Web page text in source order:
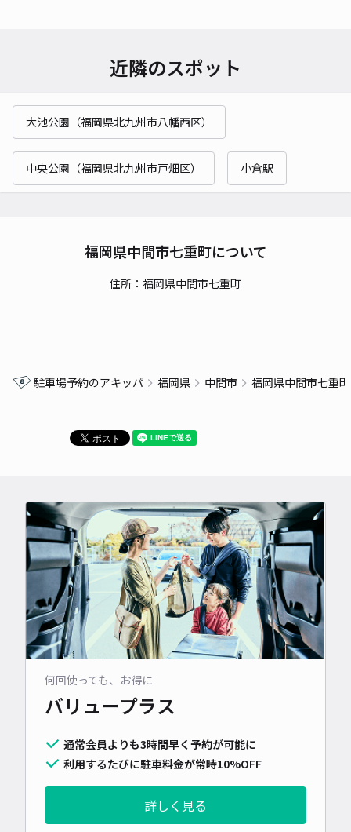
近隣のスポット
大池公園（福岡県北九州市八幡西区）
中央公園（福岡県北九州市戸畑区） 小倉駅
福岡県中間市七重町について
住所：福岡県中間市七重町
駐車場予約のアキッパ 福岡県 中間市 福岡県中間市七重
何回使っても、お得に
バリュープラス
通常会員よりも3時間早く予約が可能に
利用するたびに駐車料金が常時10%OFF
詳しく見る